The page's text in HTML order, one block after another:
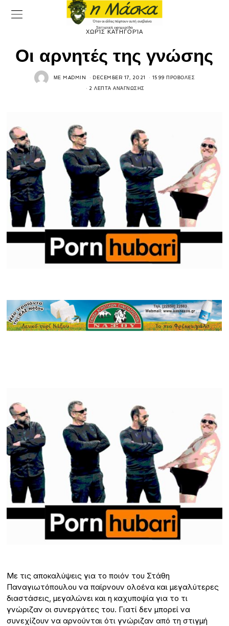
ΧΩΡΊΣ ΚΑΤΗΓΟΡΊΑ
Οι αρνητές της γνώσης
ΜΕMADMIN DECEMBER 17, 2021 1599 ΠΡΟΒΟΛΈΣ
2 ΛΕΠΤΆ ΑΝΆΓΝΩΣΗΣ
Με τις αποκαλύψεις για το ποιόν του Στάθη
Παναγιωτόπουλου να παίρνουν ολοένα και μεγαλύτερες
διαστάσεις, μεγαλώνει και η καχυποψία για το τι
γνώριζαν οι συνεργάτες του. Γιατί δεν μπορεί να
συνεχίζουν να αρνούνται ότι γνώριζαν από τη στιγμή